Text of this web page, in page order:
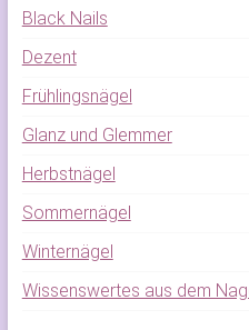
Black Nails
Dezent
Frühlingsnägel
Glanz und Glemmer
Herbstnägel
Sommernägel
Winternägel
Wissenswertes aus dem